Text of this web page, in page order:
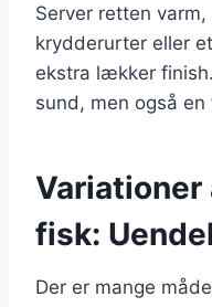
Server retten
krydderurter eller
ekstra lækker
sund, men også
fisk:
Der er mange